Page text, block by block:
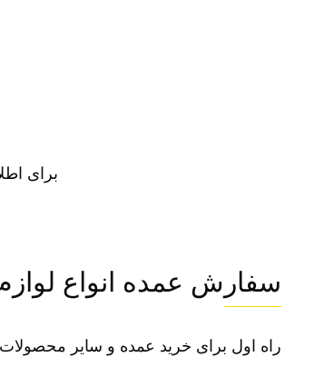
برای
سفارش عمده انواع
راه اول برای خرید عمده و سایر محصولات به شماره موبایل 09100281611